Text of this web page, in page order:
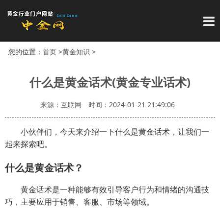
导
您的位置： 首页>黄金知识 >
什么是黄金话术(黄金专业话术)
来源：互联网 时间：2024-01-21 21:49:06
小伙伴们，今天来介绍一下什么是黄金话术，让我们一
起来探索吧。
什么是黄金话术？
黄金话术是一种能够有效引导客户行为和情绪的沟通技
巧，主要应用于销售、客服、市场等领域。